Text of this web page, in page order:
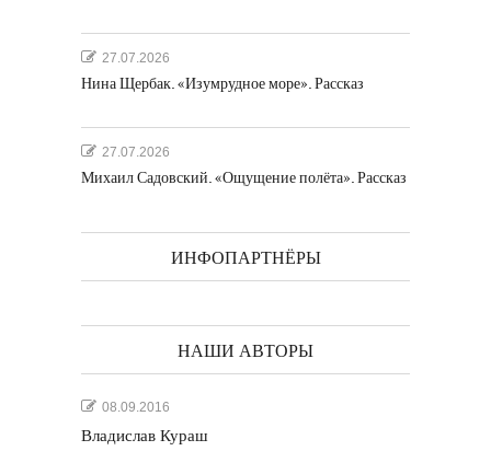
27.07.2026
Нина Щербак. «Изумрудное море». Рассказ
27.07.2026
Михаил Садовский. «Ощущение полёта». Рассказ
ИНФОПАРТНЁРЫ
НАШИ АВТОРЫ
08.09.2016
Владислав Кураш